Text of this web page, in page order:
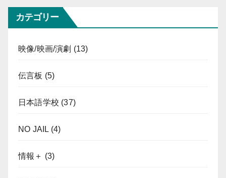
カテゴリー
映像/映画/演劇 (13)
伝言板 (5)
日本語学校 (37)
NO JAIL (4)
情報＋ (3)